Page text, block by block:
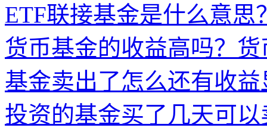
ETF联接基金是什么意思
货币基金的收益高吗？
基金卖出了怎么还有收
投资的基金买了几天可